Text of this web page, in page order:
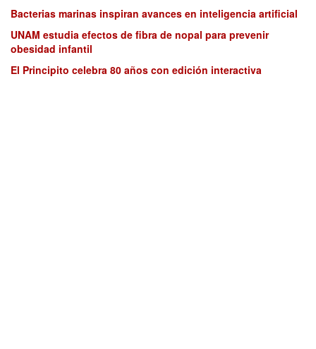
Bacterias marinas inspiran avances en inteligencia artificial
UNAM estudia efectos de fibra de nopal para prevenir
obesidad infantil
El Principito celebra 80 años con edición interactiva